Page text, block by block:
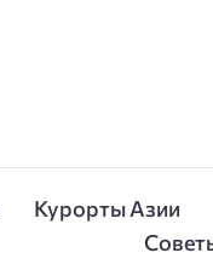
Курорты Азии